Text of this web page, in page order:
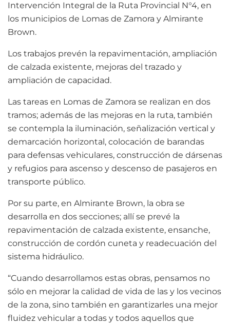
Intervención Integral de la Ruta Provincial N°4, en
los municipios de Lomas de Zamora y Almirante
Brown.
Los trabajos prevén la repavimentación, ampliación
de calzada existente, mejoras del trazado y
ampliación de capacidad.
Las tareas en Lomas de Zamora se realizan en dos
tramos; además de las mejoras en la ruta, también
se contempla la iluminación, señalización vertical y
demarcación horizontal, colocación de barandas
para defensas vehiculares, construcción de dársenas
y refugios para ascenso y descenso de pasajeros en
transporte público.
Por su parte, en Almirante Brown, la obra se
desarrolla en dos secciones; allí se prevé la
repavimentación de calzada existente, ensanche,
construcción de cordón cuneta y readecuación del
sistema hidráulico.
“Cuando desarrollamos estas obras, pensamos no
sólo en mejorar la calidad de vida de las y los vecinos
de la zona, sino también en garantizarles una mejor
fluidez vehicular a todas y todos aquellos que